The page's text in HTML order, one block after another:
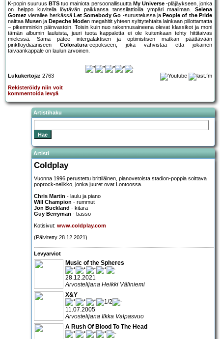
K-popin suuruus BTS tuo mainiota persoonallisuutta My Universe-pläjäykseen, jonka
on helppo kuvitella löytävän paikkansa tanssilattioilla ympäri maailman. Selena
Gomez vierailee herkässä Let Somebody Go -surustelussa ja People of the Pride
naittaa Musen ja Depeche Moden megahitit yhteen sylttytehtaita lainkaan piilottamatta
– pikemminkin päinvastoin. Toisin kuin nuo rakennusaineena olevat klassikot ja moni
tämän albumin lauluista, juuri tuota kappaletta ei ole kuitenkaan tehty hittitaivas
mielessä. Sama pätee intergalaktisen ja optimistisen matkan päättävään
pinkfloydiaaniseen Coloratura-eepokseen, joka vahvistaa että jokainen
taivaankappale on laulun arvoinen.
Lukukertoja: 2763
Rekisteröidy niin voit
kommentoida levyä
Artistihaku
Artisti
Coldplay
Vuonna 1996 perustettu brittiläinen, pianovetoista stadion-poppia soittava
poprock-nelikko, jonka juuret ovat Lontoossa.
Chris Martin - laulu ja piano
Will Champion - rummut
Jon Buckland - kitara
Guy Berryman - basso
Kotisivut: www.coldplay.com
(Päivitetty 28.12.2021)
Levyarviot
Music of the Spheres
28.12.2021
Arvostelijana Heikki Väliniemi
X&Y
11.07.2005
Arvostelijana Ilkka Valpasvuo
A Rush Of Blood To The Head